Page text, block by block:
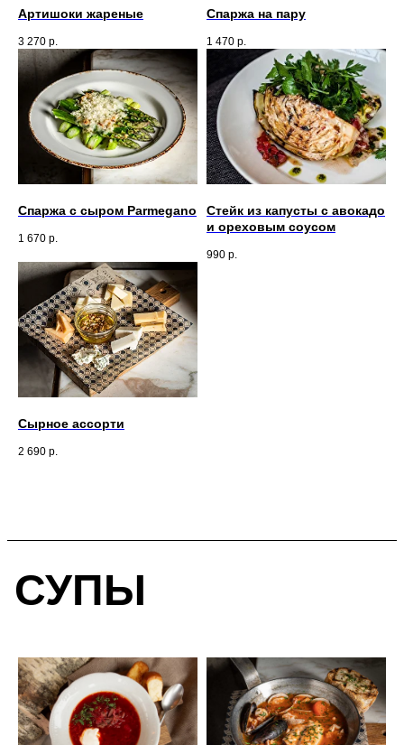
Артишоки жареные
3 270 р.
Спаржа на пару
1 470 р.
Спаржа с сыром Parmegano
1 670 р.
Стейк из капусты с авокадо
и ореховым соусом
990 р.
Сырное ассорти
2 690 р.
СУПЫ